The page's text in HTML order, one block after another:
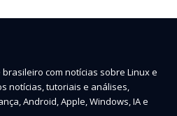
com notícias sobre Linux e
notícias, tutoriais e análises,
Android, Apple, Windows, IA e